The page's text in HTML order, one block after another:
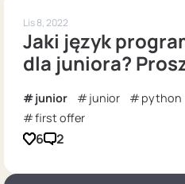
Lis 8, 2022
Jaki język
dla juniora?
junior junior python
first offer
6 2